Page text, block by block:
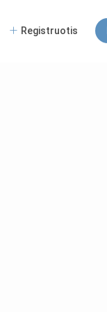
Registruotis